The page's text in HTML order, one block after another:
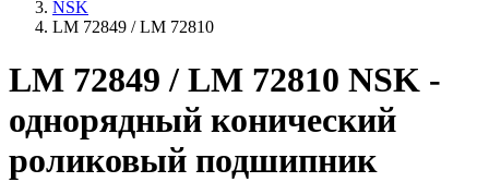
NSK
LM 72849 / LM 72810
LM 72849 / LM 72810 NSK -
однорядный конический
роликовый подшипник